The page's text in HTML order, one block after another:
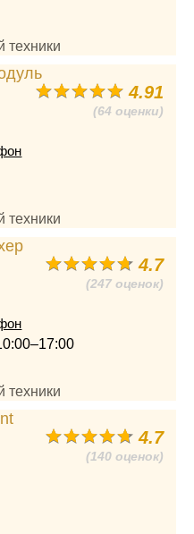
техники
4.91
(64 оценки)
техники
4.7
(247 оценок)
техники
4.7
(140 оценок)